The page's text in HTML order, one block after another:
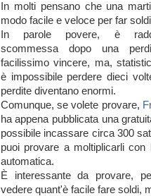
In molti pensano che una
modo facile e veloce per far
In parole povere, è
scommessa dopo una
facilissimo vincere, ma,
è impossibile perdere dieci
perdite diventano enormi.
Comunque, se volete provare,
ha appena pubblicata una
possibile incassare circa 300
puoi provare a moltiplicarli con
automatica.
È interessante da provare,
vedere quant'è facile fare soldi,